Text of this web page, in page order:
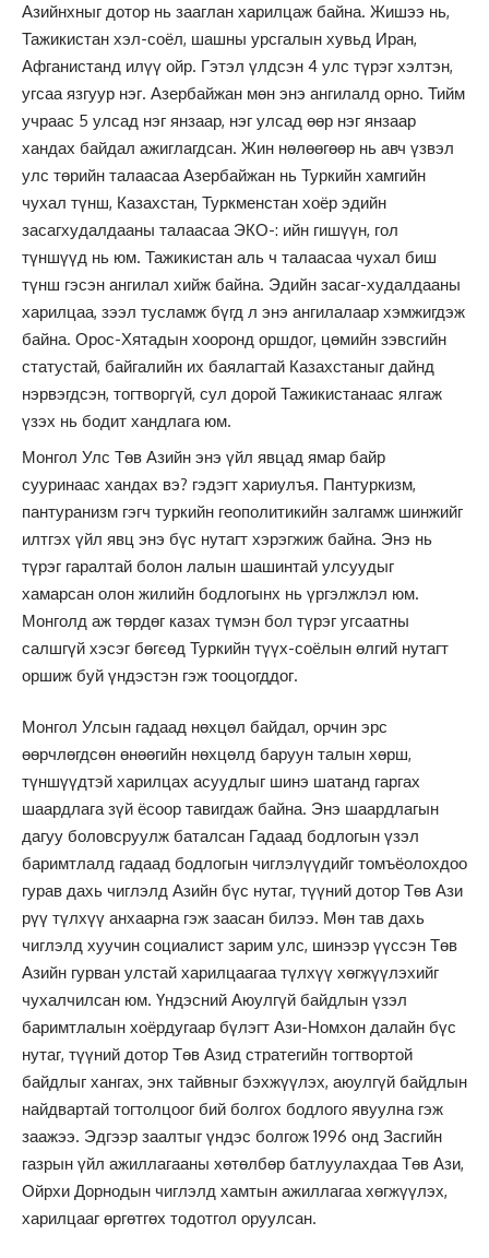
Азийнхныг дотор нь зааглан харилцаж байна. Жишээ нь,
Тажикистан хэл-соёл, шашны урсгалын хувьд Иран,
Афганистанд илүү ойр. Гэтэл үлдсэн 4 улс түрэг хэлтэн,
угсаа язгуур нэг. Азербайжан мөн энэ ангилалд орно. Тийм
учраас 5 улсад нэг янзаар, нэг улсад өөр нэг янзаар
хандах байдал ажиглагдсан. Жин нөлөөгөөр нь авч үзвэл
улс төрийн талаасаа Азербайжан нь Туркийн хамгийн
чухал түнш, Казахстан, Туркменстан хоёр эдийн
засагхудалдааны талаасаа ЭКО-: ийн гишүүн, гол
түншүүд нь юм. Тажикистан аль ч талаасаа чухал биш
түнш гэсэн ангилал хийж байна. Эдийн засаг-худалдааны
харилцаа, зээл тусламж бүгд л энэ ангилалаар хэмжигдэж
байна. Орос-Хятадын хооронд оршдог, цөмийн зэвсгийн
статустай, байгалийн их баялагтай Казахстаныг дайнд
нэрвэгдсэн, тогтворгүй, сул дорой Тажикистанаас ялгаж
үзэх нь бодит хандлага юм.
Монгол Улс Төв Азийн энэ үйл явцад ямар байр
сууринаас хандах вэ? гэдэгт хариулъя. Пантуркизм,
пантуранизм гэгч туркийн геополитикийн залгамж шинжийг
илтгэх үйл явц энэ бүс нутагт хэрэгжиж байна. Энэ нь
түрэг гаралтай болон лалын шашинтай улсуудыг
хамарсан олон жилийн бодлогынх нь үргэлжлэл юм.
Монголд аж төрдөг казах түмэн бол түрэг угсаатны
салшгүй хэсэг бөгєөд Туркийн түүх-соёлын өлгий нутагт
оршиж буй үндэстэн гэж тооцогддог.
Монгол Улсын гадаад нөхцөл байдал, орчин эрс
өөрчлөгдсөн өнөөгийн нөхцөлд баруун талын хөрш,
түншүүдтэй харилцах асуудлыг шинэ шатанд гаргах
шаардлага зүй ёсоор тавигдаж байна. Энэ шаардлагын
дагуу боловсруулж баталсан Гадаад бодлогын үзэл
баримтлалд гадаад бодлогын чиглэлүүдийг томъёолохдоо
гурав дахь чиглэлд Азийн бүс нутаг, түүний дотор Төв Ази
рүү түлхүү анхаарна гэж заасан билээ. Мөн тав дахь
чиглэлд хуучин социалист зарим улс, шинээр үүссэн Төв
Азийн гурван улстай харилцаагаа түлхүү хөгжүүлэхийг
чухалчилсан юм. Үндэсний Аюулгүй байдлын үзэл
баримтлалын хоёрдугаар бүлэгт Ази-Номхон далайн бүс
нутаг, түүний дотор Төв Азид стратегийн тогтвортой
байдлыг хангах, энх тайвныг бэхжүүлэх, аюулгүй байдлын
найдвартай тогтолцоог бий болгох бодлого явуулна гэж
заажээ. Эдгээр заалтыг үндэс болгож 1996 онд Засгийн
газрын үйл ажиллагааны хөтөлбөр батлуулахдаа Төв Ази,
Ойрхи Дорнодын чиглэлд хамтын ажиллагаа хөгжүүлэх,
харилцааг өргөтгөх тодотгол оруулсан.